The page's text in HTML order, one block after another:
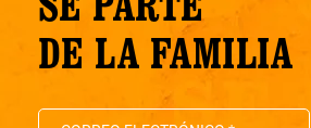
DE LA FAMILIA